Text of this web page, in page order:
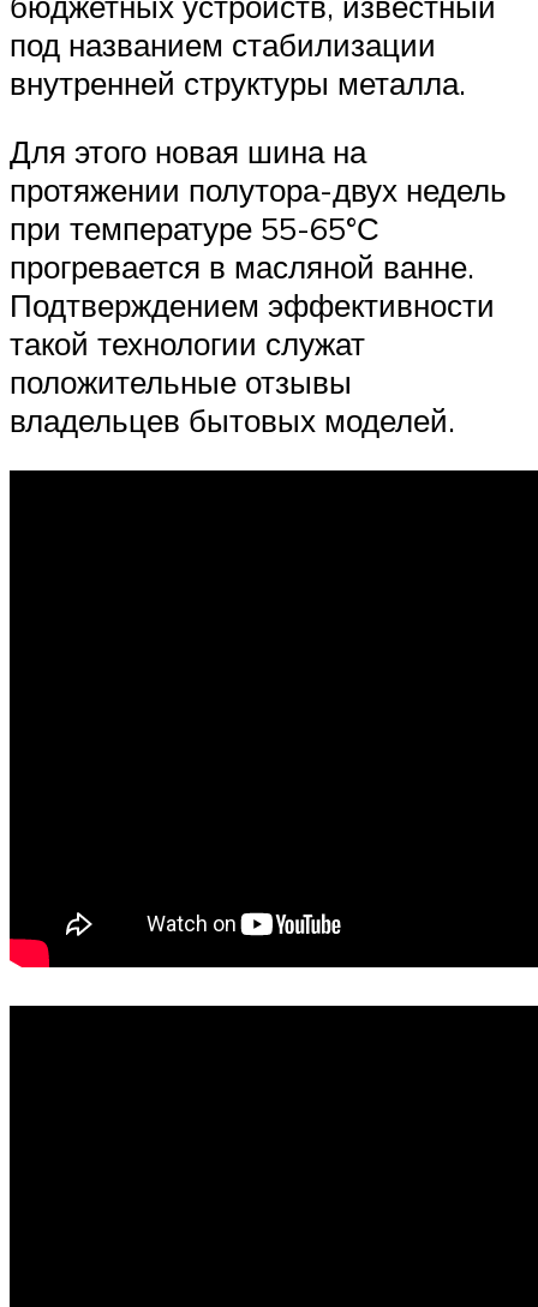
под названием стабилизации
внутренней структуры металла.
Для этого новая шина на
протяжении полутора-двух недель
при температуре 55-65°С
прогревается в масляной ванне.
Подтверждением эффективности
такой технологии служат
положительные отзывы
владельцев бытовых моделей.